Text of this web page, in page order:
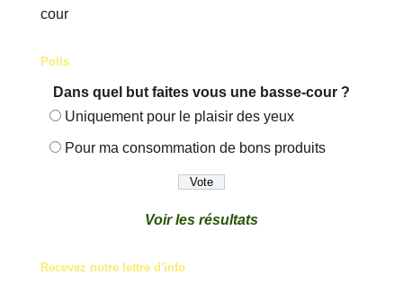
cour
Polls
Dans quel but faites vous une basse-cour ?
Uniquement pour le plaisir des yeux
Pour ma consommation de bons produits
Voir les résultats
Recevez notre lettre d'info